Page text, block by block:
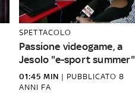
SPETTACOLO
Passione videogame, a
Jesolo "e-sport summer"
01:45 MIN | PUBBLICATO 8
ANNI FA